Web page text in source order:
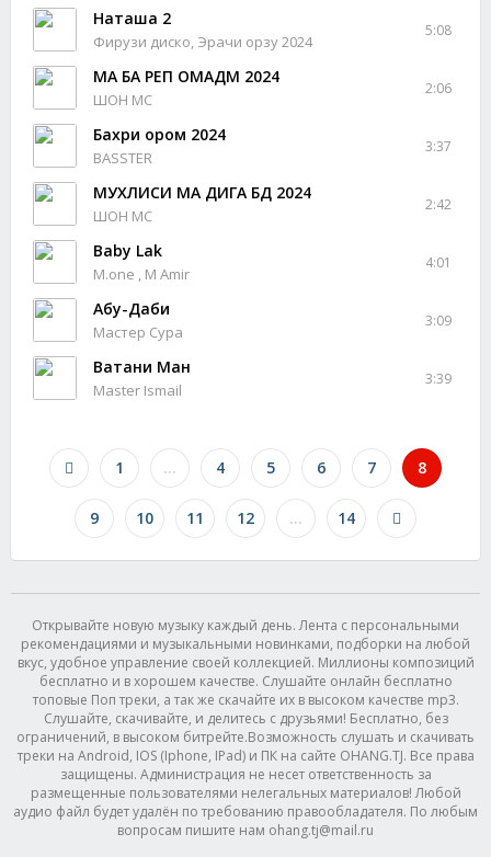
Наташа 2
Фирузи диско, Эрачи орзу 2024
5:08
МА БА РЕП ОМАДМ 2024
ШОН МС
2:06
Бахри ором 2024
BASSTER
3:37
МУХЛИСИ МА ДИГА БД 2024
ШОН МС
2:42
Baby Lak
M.one , M Amir
4:01
Абу-Даби
Мастер Сура
3:09
Ватани Ман
Master Ismail
3:39
1 ... 4 5 6 7 8
9 10 11 12 ... 14
Открывайте новую музыку каждый день. Лента с персональными
рекомендациями и музыкальными новинками, подборки на любой
вкус, удобное управление своей коллекцией. Миллионы композиций
бесплатно и в хорошем качестве. Слушайте онлайн бесплатно
топовые Поп треки, а так же скачайте их в высоком качестве mp3.
Слушайте, скачивайте, и делитесь с друзьями! Бесплатно, без
ограничений, в высоком битрейте.Возможность слушать и скачивать
треки на Android, IOS (Iphone, IPad) и ПК на сайте OHANG.TJ. Все права
защищены. Администрация не несет ответственность за
размещенные пользователями нелегальных материалов! Любой
аудио файл будет удалён по требованию правообладателя. По любым
вопросам пишите нам ohang.tj@mail.ru